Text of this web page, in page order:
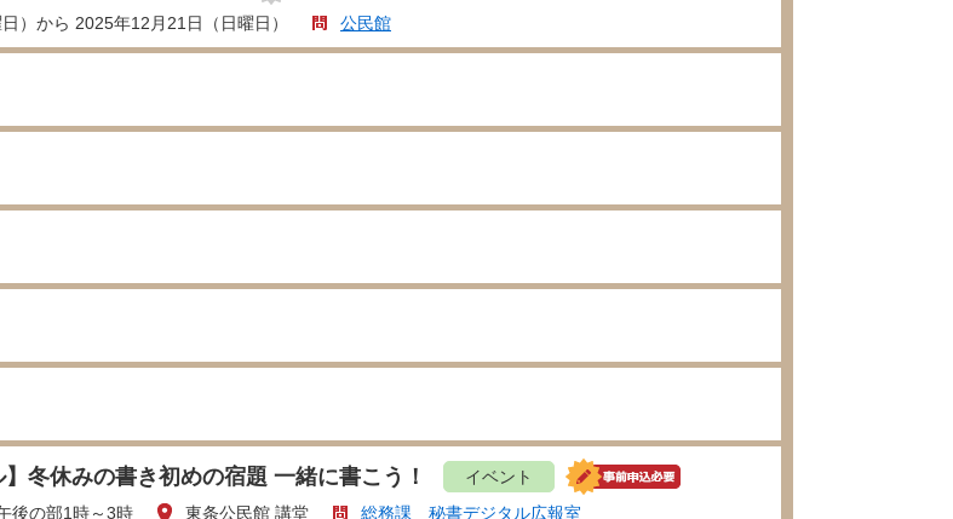
）から 2025年12月21日（日曜日） 公民館
】冬休みの書き初めの宿題 一緒に書こう！
イベント
後の部1時～3時
東条公民館 講堂 総務課 秘書デジタル広報室